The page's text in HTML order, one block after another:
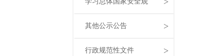
其他公示公告 >
行政规范性文件 >